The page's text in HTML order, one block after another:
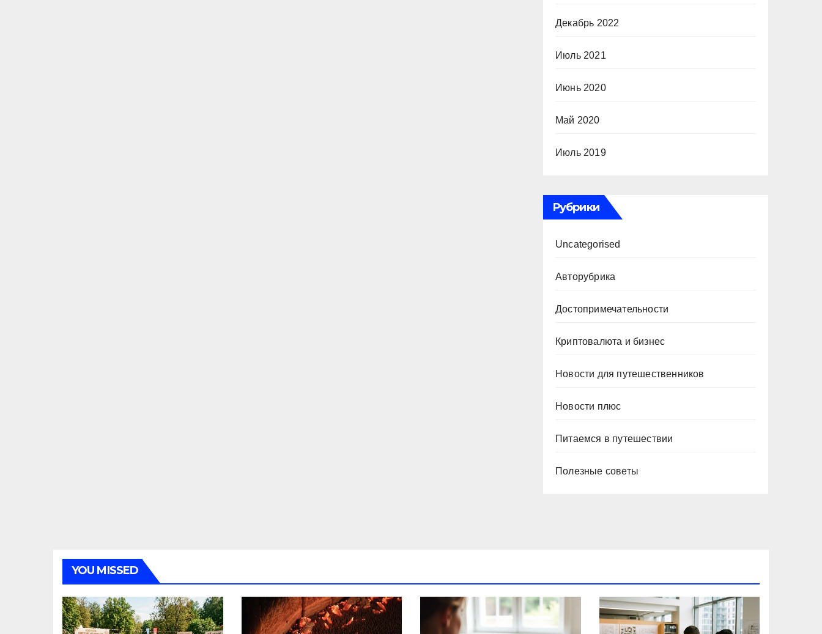
Декабрь 2022
Июль 2021
Июнь 2020
Май 2020
Июль 2019
Рубрики
Uncategorised
Авторубрика
Достопримечательности
Криптовалюта и бизнес
Новости для путешественников
Новости плюс
Питаемся в путешествии
Полезные советы
YOU MISSED